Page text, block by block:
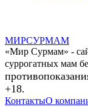
МИРСУРМАМ
«Мир Сурмам» -
суррогатных мам
+18.
КонтактыО